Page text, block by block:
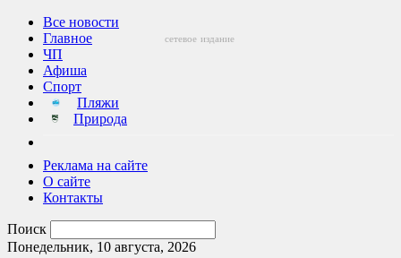
Все новости
Главное
ЧП
Афиша
Спорт
Пляжи
Природа
Реклама на сайте
О сайте
Контакты
Поиск
Понедельник, 10 августа, 2026
сетевое издание